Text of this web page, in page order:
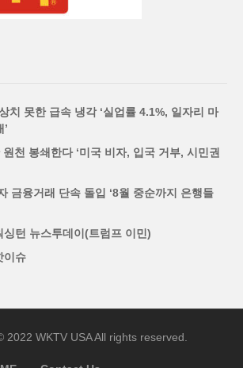
치 못한 급속 냉각 ‘실업률 4.1%, 일자리 마
천 봉쇄한다 ‘미국 비자, 입국 거부, 시민권
금융거래 단속 돌입 ‘8월 중순까지 은행들
턴 뉴스투데이(트럼프 이민)
이슈
2022 WKTV USA All rights reserved.